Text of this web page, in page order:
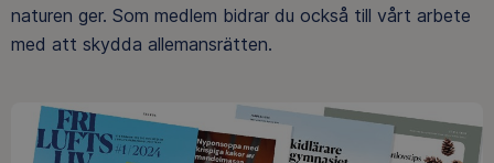
naturen ger. Som medlem bidrar du också till vårt arbete
med att skydda allemansrätten.